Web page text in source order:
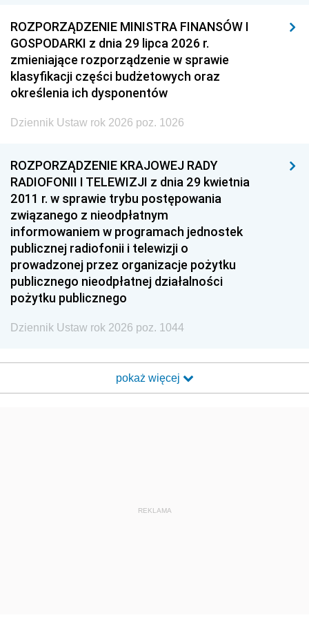
ROZPORZĄDZENIE MINISTRA FINANSÓW I
GOSPODARKI z dnia 29 lipca 2026 r.
zmieniające rozporządzenie w sprawie
klasyfikacji części budżetowych oraz
określenia ich dysponentów
Dziennik Ustaw rok 2026 poz. 1026
ROZPORZĄDZENIE KRAJOWEJ RADY
RADIOFONII I TELEWIZJI z dnia 29 kwietnia
2011 r. w sprawie trybu postępowania
związanego z nieodpłatnym
informowaniem w programach jednostek
publicznej radiofonii i telewizji o
prowadzonej przez organizacje pożytku
publicznego nieodpłatnej działalności
pożytku publicznego
Dziennik Ustaw rok 2026 poz. 1044
pokaż więcej
REKLAMA